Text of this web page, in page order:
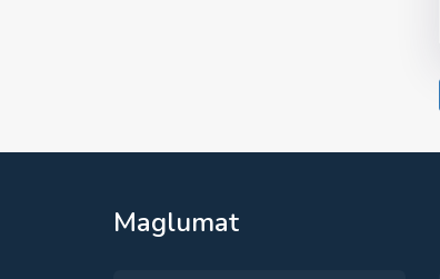
Maglumat